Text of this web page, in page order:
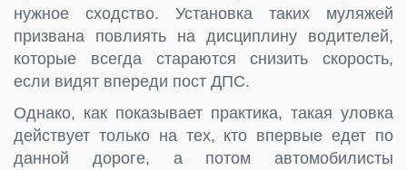
нужное сходство. Установка таких муляжей
призвана повлиять на дисциплину водителей,
которые всегда стараются снизить скорость,
если видят впереди пост ДПС.
Однако, как показывает практика, такая уловка
действует только на тех, кто впервые едет по
данной дороге, а потом автомобилисты